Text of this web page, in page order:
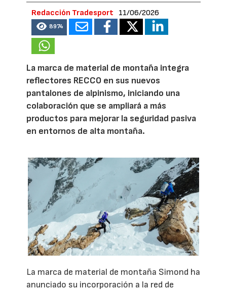
Redacción Tradesport 11/06/2026
8974
La marca de material de montaña integra
reflectores RECCO en sus nuevos
pantalones de alpinismo, iniciando una
colaboración que se ampliará a más
productos para mejorar la seguridad pasiva
en entornos de alta montaña.
La marca de material de montaña Simond ha
anunciado su incorporación a la red de